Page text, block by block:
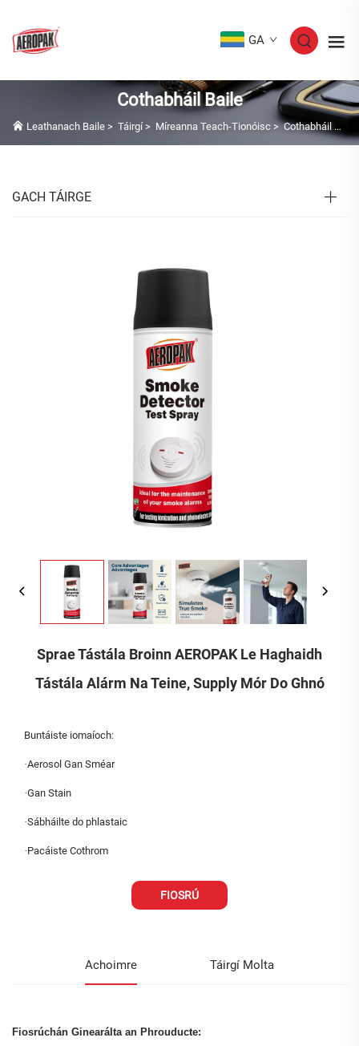
GA
Cothabháil Baile
Leathanach Baile > Táirgí> Míreanna Teach-Tionóisc >Cothabháil Baile
GACH TÁIRGE
Sprae Tástála Broinn AEROPAK Le Haghaidh
Tástála Alárm Na Teine, Supply Mór Do Ghnó
Buntáiste iomaíoch:
·Aerosol Gan Sméar
·Gan Stain
·Sábháilte do phlastaic
·Pacáiste Cothrom
FIOSRÚ
Achoimre Táirgí Molta
Fiosrúchán Ginearálta an Phrouducte: